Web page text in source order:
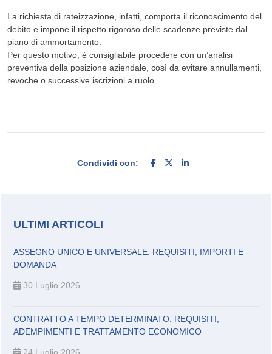
La richiesta di rateizzazione, infatti, comporta il riconoscimento del
debito e impone il rispetto rigoroso delle scadenze previste dal
piano di ammortamento.
Per questo motivo, è consigliabile procedere con un’analisi
preventiva della posizione aziendale, così da evitare annullamenti,
revoche o successive iscrizioni a ruolo.
Condividi con:
ULTIMI ARTICOLI
ASSEGNO UNICO E UNIVERSALE: REQUISITI, IMPORTI E
DOMANDA
30 Luglio 2026
CONTRATTO A TEMPO DETERMINATO: REQUISITI,
ADEMPIMENTI E TRATTAMENTO ECONOMICO